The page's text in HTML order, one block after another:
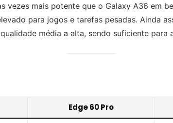
vezes mais potente que o Galaxy A36 em
para jogos e tarefas pesadas. Ainda
média a alta, sendo suficiente para
Edge 60 Pro